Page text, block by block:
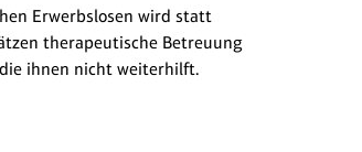
Erwerbslosen wird statt
therapeutische Betreuung
ihnen nicht weiterhilft.